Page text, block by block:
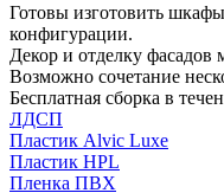
Готовы изготовить
конфигурации.
Декор и отделку
Возможно сочетание
Бесплатная сборка в
ЛДСП
Пластик Alvic Luxe
Пластик HPL
Пленка ПВХ